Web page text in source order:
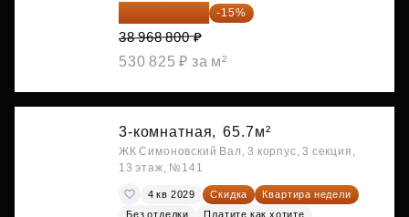
33 123 480 ₽ -15%
38 968 800 ₽
530 825 ₽ за м²
3-комнатная, 65.7м²
ЖК Симоновский Вал, 3 корпус, 3 секция,
13 этаж, №141
4 кв 2029 Скидка
Квартира недели
Без отделки
Платите как хотите